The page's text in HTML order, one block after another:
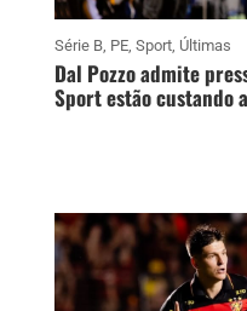
Série B, PE, Sport, Últimas
Dal Pozzo admite
Sport estão custando